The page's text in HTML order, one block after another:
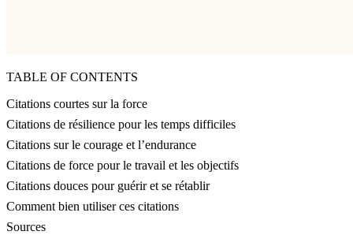
TABLE OF CONTENTS
Citations courtes sur la force
Citations de résilience pour les temps difficiles
Citations sur le courage et l’endurance
Citations de force pour le travail et les objectifs
Citations douces pour guérir et se rétablir
Comment bien utiliser ces citations
Sources